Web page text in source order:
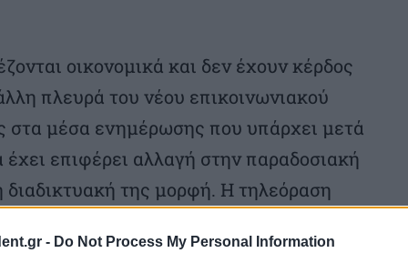
- Do Not Process My Personal Information
οικονομικά και δεν έχουν κέρδος
πλευρά του νέου επικοινωνιακού
στα μέσα ενημέρωσης που υπάρχει μετά
έχει επιφέρει αλλαγή στην παραδοσιακή
διαδικτυακή της μορφή. Η τηλεόραση
κατανάλωσης του